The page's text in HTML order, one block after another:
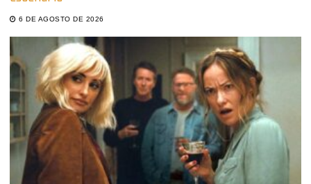
6 DE AGOSTO DE 2026